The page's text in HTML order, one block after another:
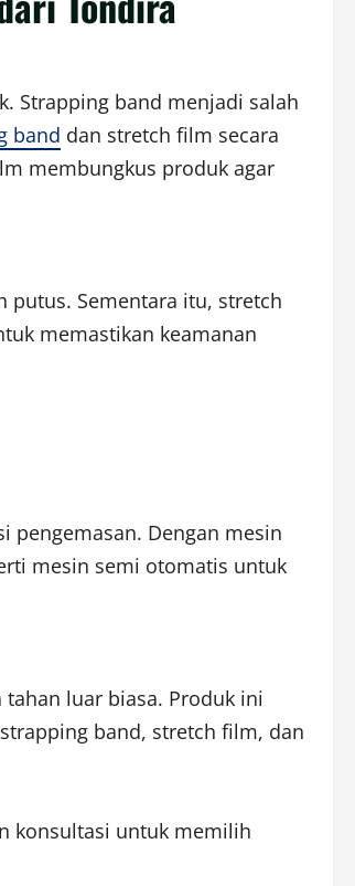
Strapping band menjadi salah
band dan stretch film secara
membungkus produk agar
putus. Sementara itu, stretch
memastikan keamanan
pengemasan. Dengan mesin
mesin semi otomatis untuk
luar biasa. Produk ini
band, stretch film, dan
konsultasi untuk memilih